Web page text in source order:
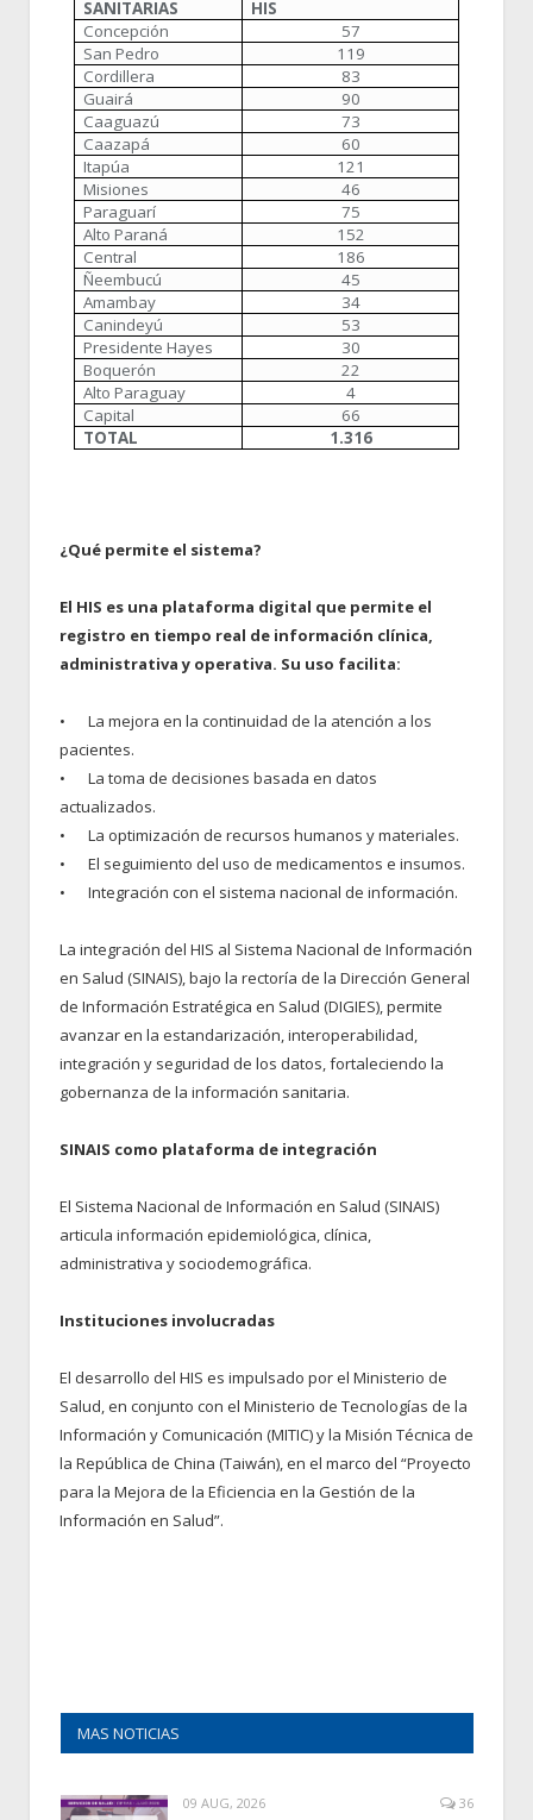
SANITARIAS
HIS
Concepción
57
San Pedro
119
Cordillera
83
Guairá
90
Caaguazú
73
Caazapá
60
Itapúa
121
Misiones
46
Paraguarí
75
Alto Paraná
152
Central
186
Ñeembucú
45
Amambay
34
Canindeyú
53
Presidente Hayes
30
Boquerón
22
Alto Paraguay
4
Capital
66
TOTAL
1.316
¿Qué permite el sistema?
El HIS es una plataforma digital que permite el
registro en tiempo real de información clínica,
administrativa y operativa. Su uso facilita:
•
La mejora en la continuidad de la atención a los
pacientes.
•
La toma de decisiones basada en datos
actualizados.
•
La optimización de recursos humanos y materiales.
•
El seguimiento del uso de medicamentos e insumos.
•
Integración con el sistema nacional de información.
La integración del HIS al Sistema Nacional de Información
en Salud (SINAIS), bajo la rectoría de la Dirección General
de Información Estratégica en Salud (DIGIES), permite
avanzar en la estandarización, interoperabilidad,
integración y seguridad de los datos, fortaleciendo la
gobernanza de la información sanitaria.
SINAIS como plataforma de integración
El Sistema Nacional de Información en Salud (SINAIS)
articula información epidemiológica, clínica,
administrativa y sociodemográfica.
Instituciones involucradas
El desarrollo del HIS es impulsado por el Ministerio de
Salud, en conjunto con el Ministerio de Tecnologías de la
Información y Comunicación (MITIC) y la Misión Técnica de
la República de China (Taiwán), en el marco del “Proyecto
para la Mejora de la Eficiencia en la Gestión de la
Información en Salud”.
MAS NOTICIAS
09 AUG, 2026 36